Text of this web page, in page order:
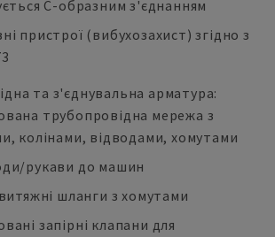
С-образним з'єднанням
пристрої (вибухозахист) згідно з
та з'єднувальна арматура:
трубопровідна мережа з
колінами, відводами, хомутами
рукави до машин
шланги з хомутами
запірні клапани для